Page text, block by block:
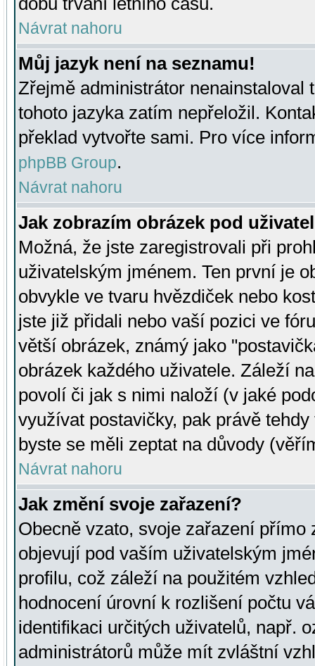
Návrat nahoru
Můj jazyk není na seznamu!
Zřejmě administrátor nenainstaloval
tohoto jazyka zatím nepřeložil.
překlad vytvořte sami. Pro více
phpBB Group.
Návrat nahoru
Jak zobrazím obrázek pod
Možná, že jste zaregistrovali při
uživatelským jménem. Ten první je
obvykle ve tvaru hvězdiček nebo
jste již přidali nebo vaší pozici ve
větší obrázek, známý jako
obrázek každého uživatele. Záleží
povolí či jak s nimi naloží (v jaké
využívat postavičky, pak právě
byste se měli zeptat na důvody
Návrat nahoru
Jak změní svoje zařazení?
Obecně vzato, svoje zařazení přímo
objevují pod vaším uživatelským
profilu, což záleží na použitém
hodnocení úrovní k rozlišení počtu
identifikaci určitých uživatelů, např.
administrátorů může mít zvláštní